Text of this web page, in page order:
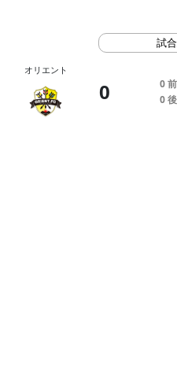
オリエント
試
0 0
0